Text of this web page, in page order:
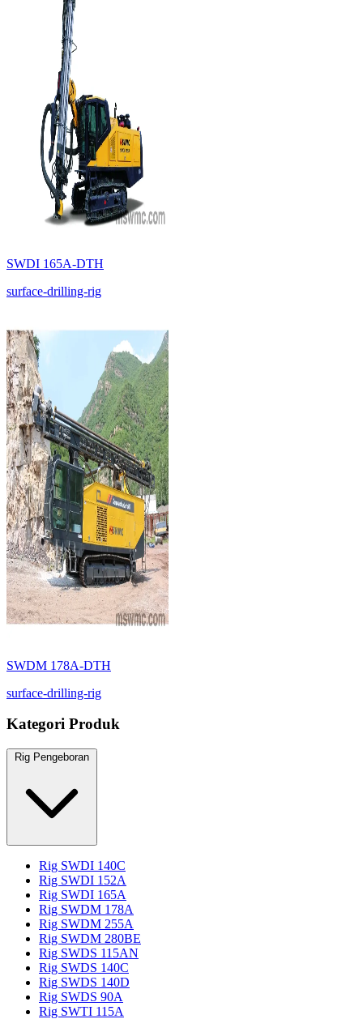
SWDI 165A-DTH
surface-drilling-rig
SWDM 178A-DTH
surface-drilling-rig
Kategori Produk
Rig Pengeboran
Rig SWDI 140C
Rig SWDI 152A
Rig SWDI 165A
Rig SWDM 178A
Rig SWDM 255A
Rig SWDM 280BE
Rig SWDS 115AN
Rig SWDS 140C
Rig SWDS 140D
Rig SWDS 90A
Rig SWTI 115A